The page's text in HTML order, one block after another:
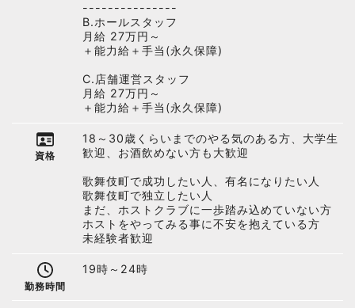
---------------
B.ホールスタッフ
月給 27万円～
＋能力給＋手当(永久保障)
C.店舗運営スタッフ
月給 27万円～
＋能力給＋手当(永久保障)
資格
18～30歳くらいまでのやる気のある方、大学生
歓迎、お酒飲めない方も大歓迎
歌舞伎町で成功したい人、有名になりたい人
歌舞伎町で独立したい人
まだ、ホストクラブに一歩踏み込めていない方
ホストをやってみる事に不安を抱えている方
未経験者歓迎
勤務時間
19時～24時